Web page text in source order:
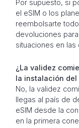
Por supuesto, si
el eSIM o los
reembolsarte
devoluciones
situaciones en
¿La validez
la instalación del
No, la validez
llegas al país de
eSIM desde la
en la primera